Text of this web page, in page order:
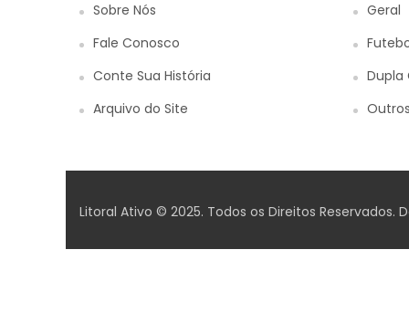
Sobre Nós
Fale Conosco
Conte Sua História
Arquivo do Site
Geral
Dupla
Litoral Ativo © 2025. Todos os Direitos Reservados.